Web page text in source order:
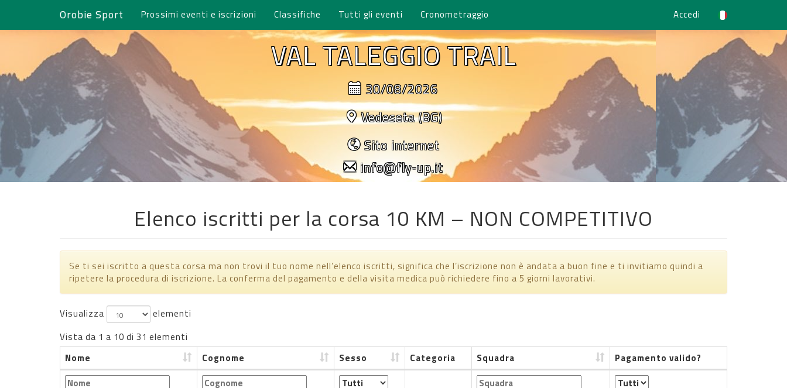
Orobie Sport Prossimi eventi e iscrizioni Classifiche Tutti gli eventi Cronometraggio Accedi
VAL TALEGGIO TRAIL
30/08/2026
Vedeseta (BG)
Sito internet
info@fly-up.it
Elenco iscritti per la corsa 10 KM – NON COMPETITIVO
Se ti sei iscritto a questa corsa ma non trovi il tuo nome nell’elenco iscritti, significa che l’iscrizione non è andata a buon fine e ti invitiamo quindi a
ripetere la procedura di iscrizione. La conferma del pagamento e della visita medica può richiedere fino a 5 giorni lavorativi.
Visualizza
elementi
Vista da 1 a 10 di 31 elementi
Nome
Cognome Sesso Categoria Squadra Pagamento valido?